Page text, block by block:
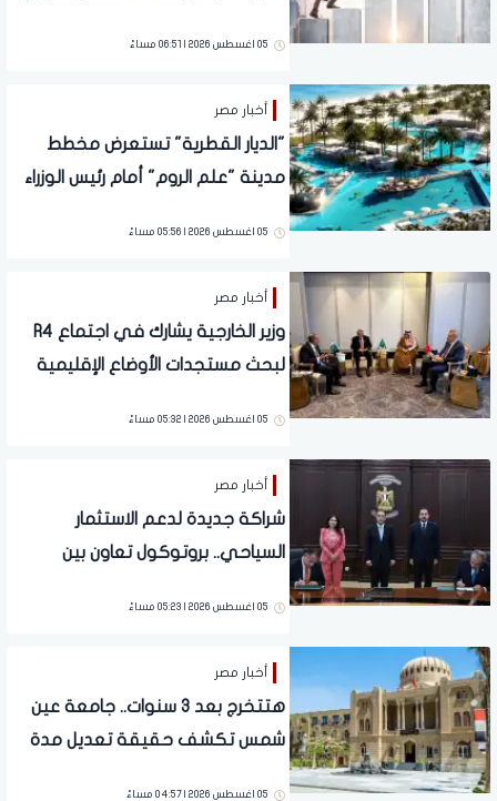
05 اغسطس 2026 | 06:51 مساءً
أخبار مصر
"الديار القطرية" تستعرض مخطط
مدينة "علم الروم" أمام رئيس الوزراء
05 اغسطس 2026 | 05:56 مساءً
أخبار مصر
وزير الخارجية يشارك في اجتماع R4
لبحث مستجدات الأوضاع الإقليمية
05 اغسطس 2026 | 05:32 مساءً
أخبار مصر
شراكة جديدة لدعم الاستثمار
السياحي.. بروتوكول تعاون بين
05 اغسطس 2026 | 05:23 مساءً
أخبار مصر
هتتخرج بعد 3 سنوات.. جامعة عين
شمس تكشف حقيقة تعديل مدة
05 اغسطس 2026 | 04:57 مساءً